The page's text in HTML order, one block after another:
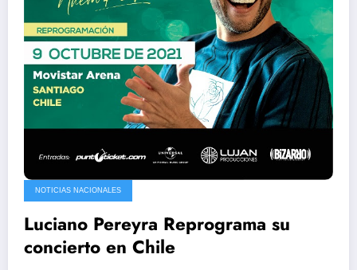
NOTICIAS NACIONALES
Luciano Pereyra Reprograma su
concierto en Chile